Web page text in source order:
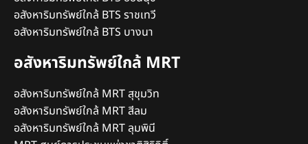
อสังหาริมทรัพย์ใกล้ BTS ราชเทวี
อสังหาริมทรัพย์ใกล้ BTS บางนา
อสังหาริมทรัพย์ใกล้ MRT
อสังหาริมทรัพย์ใกล้ MRT สุขุมวิท
อสังหาริมทรัพย์ใกล้ MRT สีลม
อสังหาริมทรัพย์ใกล้ MRT ลุมพินี